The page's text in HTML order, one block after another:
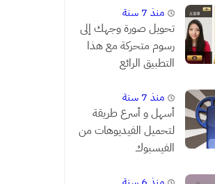
منذ 7 سنة
تحويل صورة وجهك إلى
رسوم متحركة مع هذا
التطبيق الرائع
منذ 7 سنة
أسهل و أسرع طريقة
لتحميل الفيديوهات من
الفيسبوك